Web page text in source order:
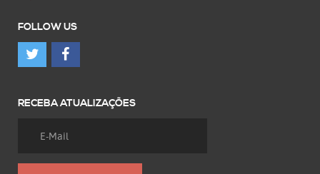
FOLLOW US
RECEBA ATUALIZAÇÕES